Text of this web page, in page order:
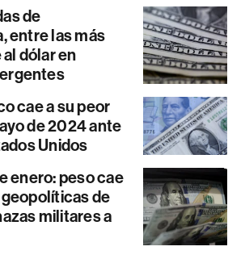
de
entre las más
dólar en
cae a su peor
de 2024 ante
Unidos
enero: peso cae
de
militares a